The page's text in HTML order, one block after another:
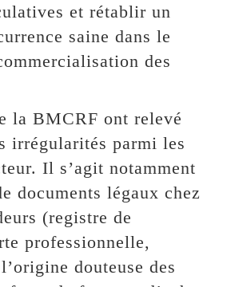
et rétablir un
saine dans le
des
la BMCRF ont relevé
irrégularités parmi les
Il s’agit notamment
documents légaux chez
(registre de
professionnelle,
douteuse des